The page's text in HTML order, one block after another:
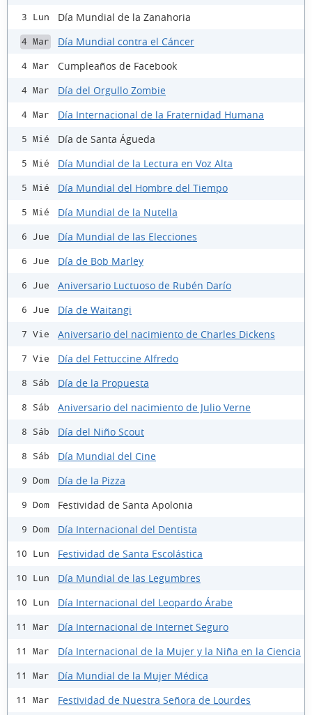
3 Lun Día Mundial de la Zanahoria
4 Mar Día Mundial contra el Cáncer
4 Mar Cumpleaños de Facebook
4 Mar Día del Orgullo Zombie
4 Mar Día Internacional de la Fraternidad Humana
5 Mié Día de Santa Águeda
5 Mié Día Mundial de la Lectura en Voz Alta
5 Mié Día Mundial del Hombre del Tiempo
5 Mié Día Mundial de la Nutella
6 Jue Día Mundial de las Elecciones
6 Jue Día de Bob Marley
6 Jue Aniversario Luctuoso de Rubén Darío
6 Jue Día de Waitangi
7 Vie Aniversario del nacimiento de Charles Dickens
7 Vie Día del Fettuccine Alfredo
8 Sáb Día de la Propuesta
8 Sáb Aniversario del nacimiento de Julio Verne
8 Sáb Día del Niño Scout
8 Sáb Día Mundial del Cine
9 Dom Día de la Pizza
9 Dom Festividad de Santa Apolonia
9 Dom Día Internacional del Dentista
10 Lun Festividad de Santa Escolástica
10 Lun Día Mundial de las Legumbres
10 Lun Día Internacional del Leopardo Árabe
11 Mar Día Internacional de Internet Seguro
11 Mar Día Internacional de la Mujer y la Niña en la Ciencia
11 Mar Día Mundial de la Mujer Médica
11 Mar Festividad de Nuestra Señora de Lourdes